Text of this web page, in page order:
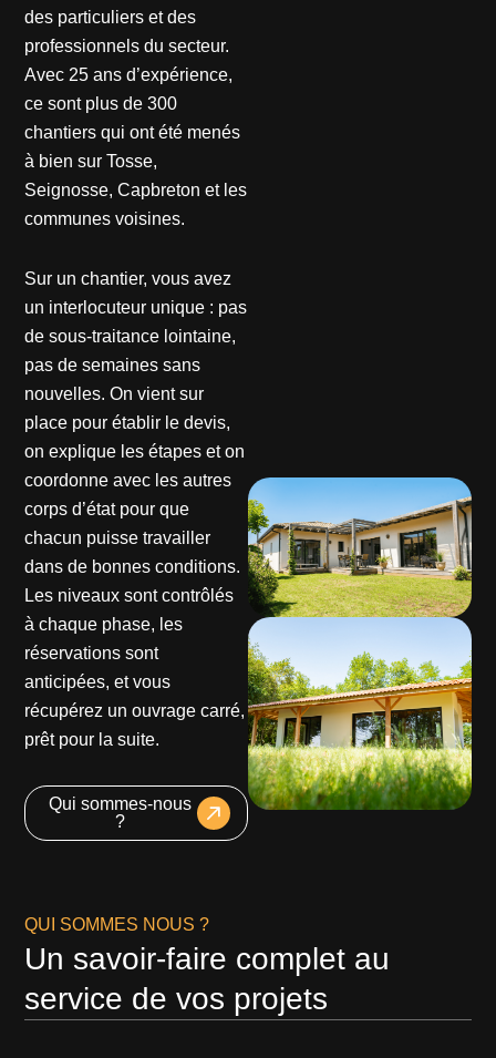
des particuliers et des
professionnels du secteur.
Avec 25 ans d’expérience,
ce sont plus de 300
chantiers qui ont été menés
à bien sur Tosse,
Seignosse, Capbreton et les
communes voisines.
Sur un chantier, vous avez
un interlocuteur unique : pas
de sous-traitance lointaine,
pas de semaines sans
nouvelles. On vient sur
place pour établir le devis,
on explique les étapes et on
coordonne avec les autres
corps d’état pour que
chacun puisse travailler
dans de bonnes conditions.
Les niveaux sont contrôlés
à chaque phase, les
réservations sont
anticipées, et vous
récupérez un ouvrage carré,
prêt pour la suite.
Qui sommes-nous
?
QUI SOMMES NOUS ?
Un savoir-faire complet au
service de vos projets